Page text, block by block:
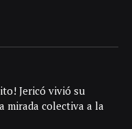
Jericó vivió su
mirada colectiva a la